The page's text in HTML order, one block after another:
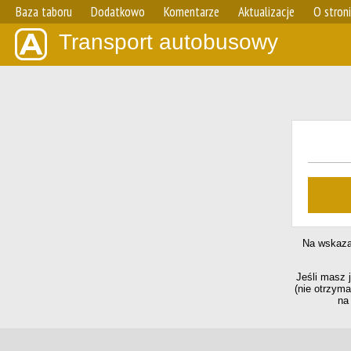
Baza taboru Dodatkowo Komentarze Aktualizacje O
Transport autobusowy
Na
Jeśli masz
(nie
na